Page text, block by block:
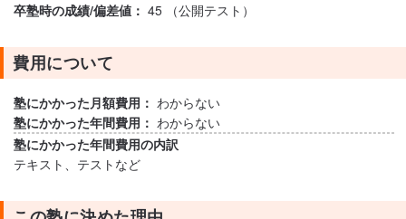
卒塾時の成績/偏差値： 45 （公開テスト）
費用について
塾にかかった月額費用： わからない
塾にかかった年間費用： わからない
塾にかかった年間費用の内訳
テキスト、テストなど